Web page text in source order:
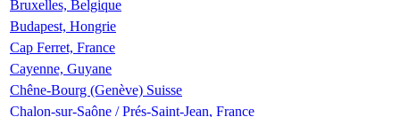
Bruxelles, Belgique
Budapest, Hongrie
Cap Ferret, France
Cayenne, Guyane
Chêne-Bourg (Genève) Suisse
Chalon-sur-Saône / Prés-Saint-Jean, France